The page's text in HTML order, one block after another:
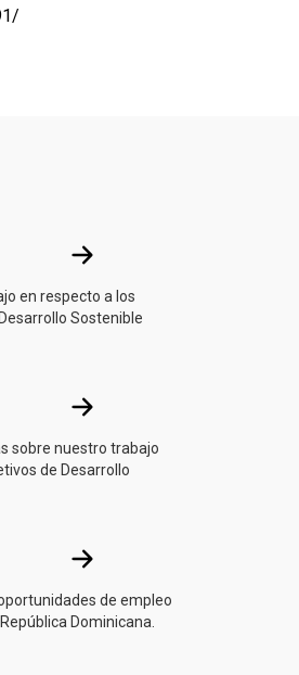
ODS
en respecto a los
Sostenible
Historias
sobre nuestro trabajo
de Desarrollo
Empleos
de empleo
Dominicana.